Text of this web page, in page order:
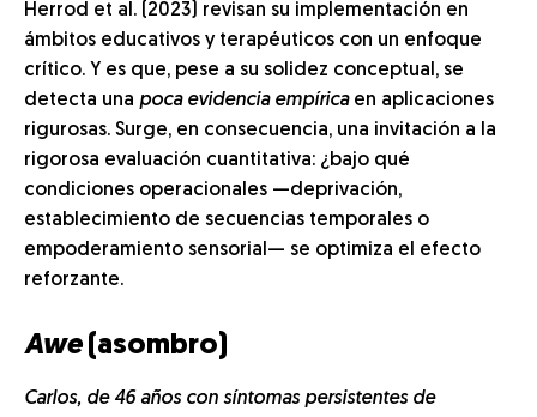
Herrod et al. (2023) revisan su implementación en
ámbitos educativos y terapéuticos con un enfoque
crítico. Y es que, pese a su solidez conceptual, se
detecta una poca evidencia empíricaen aplicaciones
rigurosas. Surge, en consecuencia, una invitación a la
rigorosa evaluación cuantitativa: ¿bajo qué
condiciones operacionales —deprivación,
establecimiento de secuencias temporales o
empoderamiento sensorial— se optimiza el efecto
reforzante.
Awe(asombro)
Carlos, de 46 años con síntomas persistentes de